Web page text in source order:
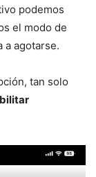
podemos
el modo de
a agotarse.
tan solo